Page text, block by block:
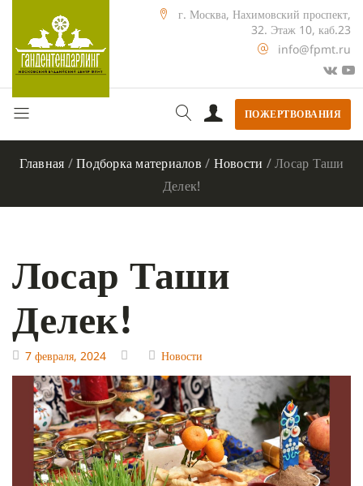
г. Москва, Нахимовский проспект,
32. Этаж 10, каб.23
info@fpmt.ru
ПОЖЕРТВОВАНИЯ
Главная /Подборка материалов / Новости /Лосар Таши
Делек!
Лосар Таши
Делек!
7 февраля, 2024 Новости